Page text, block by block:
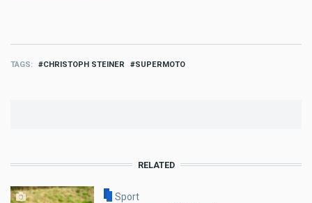
TAGS CHRISTOPH STEINER SUPERMOTO
RELATED
Sport